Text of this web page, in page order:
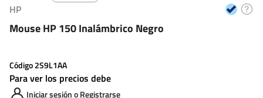
HP
Mouse HP 150 Inalámbrico Negro
Código2S9L1AA
Para ver los precios debe
Iniciar sesiónoRegistrarse